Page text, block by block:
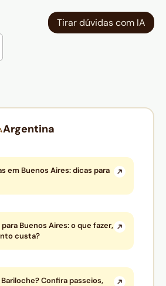
Tirar dúvidas com IA
Argentina
em Buenos Aires: dicas para
Buenos Aires: o que fazer,
custa?
Confira passeios,